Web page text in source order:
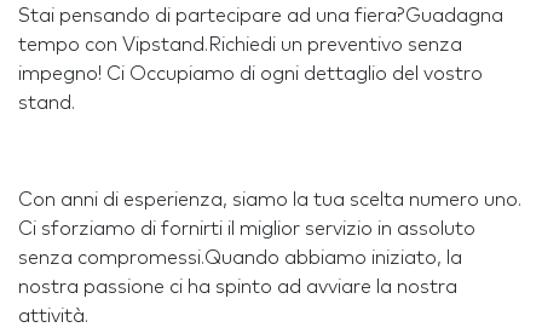
Stai pensando di partecipare ad una fiera?Guadagna
tempo con Vipstand.Richiedi un preventivo senza
impegno! Ci Occupiamo di ogni dettaglio del vostro
stand.
Con anni di esperienza, siamo la tua scelta numero uno.
Ci sforziamo di fornirti il miglior servizio in assoluto
senza compromessi.Quando abbiamo iniziato, la
nostra passione ci ha spinto ad avviare la nostra
attività.